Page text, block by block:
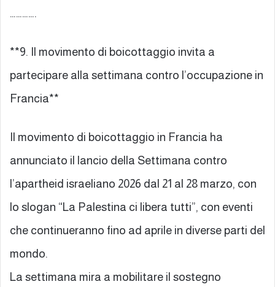
………….
**9. Il movimento di boicottaggio invita a
partecipare alla settimana contro l’occupazione in
Francia**
Il movimento di boicottaggio in Francia ha
annunciato il lancio della Settimana contro
l’apartheid israeliano 2026 dal 21 al 28 marzo, con
lo slogan “La Palestina ci libera tutti”, con eventi
che continueranno fino ad aprile in diverse parti del
mondo.
La settimana mira a mobilitare il sostegno